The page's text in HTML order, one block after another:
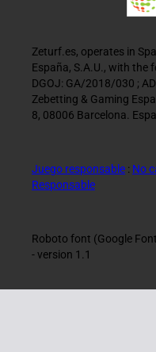
Zeturf.es, operates in
España, S.A.U., with the
DGOJ: GA/2018/030 ;
Zebetting & Gaming
8, 08006 Barcelona.
Juego responsable : No
Responsable
Roboto font (Google
- version 1.1